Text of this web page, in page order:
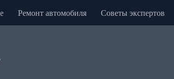
Ремонт автомобиля Советы экспертов